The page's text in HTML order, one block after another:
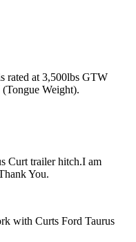
rated at 3,500lbs GTW
Weight).
Curt trailer hitch.I am
You.
with Curts Ford Taurus